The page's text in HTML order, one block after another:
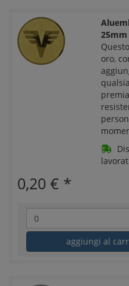
oro,
0,20 € *
aggiungi al